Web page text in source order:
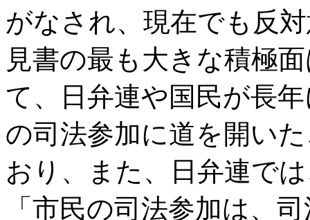
がなされ、現在でも反
見書の最も大きな積極
て、日弁連や国民が長
の司法参加に道を開い
おり、また、日弁連で
「市民の司法参加は、